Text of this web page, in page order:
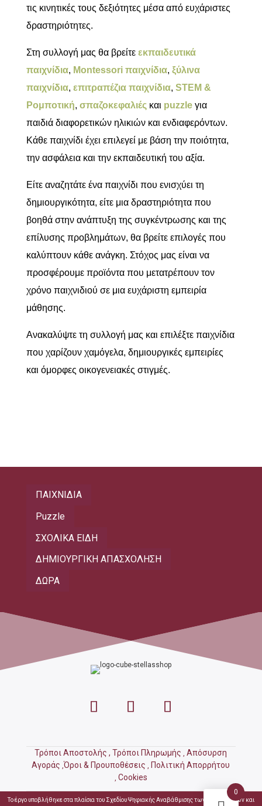
τις κινητικές τους δεξιότητες μέσα από ευχάριστες
δραστηριότητες.
Στη συλλογή μας θα βρείτε εκπαιδευτικά
παιχνίδια, Montessori παιχνίδια, ξύλινα
παιχνίδια, επιτραπέζια παιχνίδια, STEM &
Ρομποτική, σπαζοκεφαλιές και puzzle για
παιδιά διαφορετικών ηλικιών και ενδιαφερόντων.
Κάθε παιχνίδι έχει επιλεγεί με βάση την ποιότητα,
την ασφάλεια και την εκπαιδευτική του αξία.
Είτε αναζητάτε ένα παιχνίδι που ενισχύει τη
δημιουργικότητα, είτε μια δραστηριότητα που
βοηθά στην ανάπτυξη της συγκέντρωσης και της
επίλυσης προβλημάτων, θα βρείτε επιλογές που
καλύπτουν κάθε ανάγκη. Στόχος μας είναι να
προσφέρουμε προϊόντα που μετατρέπουν τον
χρόνο παιχνιδιού σε μια ευχάριστη εμπειρία
μάθησης.
Ανακαλύψτε τη συλλογή μας και επιλέξτε παιχνίδια
που χαρίζουν χαμόγελα, δημιουργικές εμπειρίες
και όμορφες οικογενειακές στιγμές.
ΠΑΙΧΝΙΔΙΑ
Puzzle
ΣΧΟΛΙΚΑ ΕΙΔΗ
ΔΗΜΙΟΥΡΓΙΚΗ ΑΠΑΣΧΟΛΗΣΗ
ΔΩΡΑ
Τρόποι Αποστολής ,Τρόποι Πληρωμής ,Απόσυρση
Αγοράς ,Όροι & Προυποθέσεις Πολιτική Απορρήτου
Cookies
Το έργο υποβλήθηκε στα πλαίσια του Σχεδίου Ψηφιακής Αναβάθμισης των Επιχειρήσεων και
0